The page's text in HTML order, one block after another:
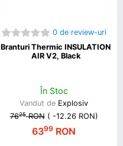
0 de review-uri
Branturi Thermic INSULATION
AIR V2, Black
În Stoc
Vandut de Explosiv
7625RON ( -12.26 RON)
6399 RON